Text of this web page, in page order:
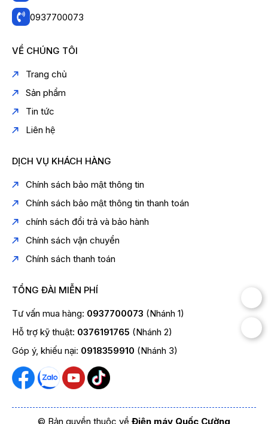
0937700073
VỀ CHÚNG TÔI
Trang chủ
Sản phẩm
Tin tức
Liên hệ
DỊCH VỤ KHÁCH HÀNG
Chính sách bảo mật thông tin
Chính sách bảo mật thông tin thanh toán
chính sách đổi trả và bảo hành
Chính sách vận chuyển
Chính sách thanh toán
TỔNG ĐÀI MIỄN PHÍ
Tư vấn mua hàng: 0937700073 (Nhánh 1)
Hỗ trợ kỹ thuật: 0376191765 (Nhánh 2)
Góp ý, khiếu nại: 0918359910 (Nhánh 3)
© Bản quyền thuộc về Điện máy Quốc Cường